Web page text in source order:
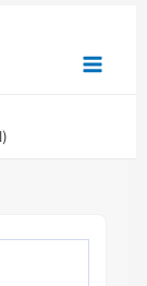
Menu